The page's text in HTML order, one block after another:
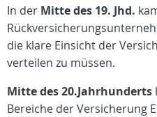
In der Mitte des 19. Jhd.
die klare Einsicht der
verteilen zu müssen.
Mitte des 20.Jahrhunderts
Bereiche der Versicherung